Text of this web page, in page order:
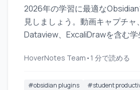
2026年の学習に最適な
見しましょう。動画キャプチャ
Dataview、ExcaliDrawを含む
HoverNotes Team • 1 分で読める
#obsidian plugins #student